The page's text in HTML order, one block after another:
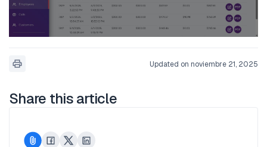
Updated on noviembre 21, 2025
Share this article